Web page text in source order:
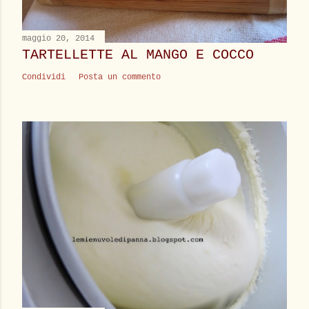
o
maggio 20, 2014
TARTELLETTE AL MANGO E COCCO
Condividi Posta un commento